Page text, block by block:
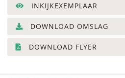
INKIJKEXEMPLAAR
DOWNLOAD OMSLAG
DOWNLOAD FLYER